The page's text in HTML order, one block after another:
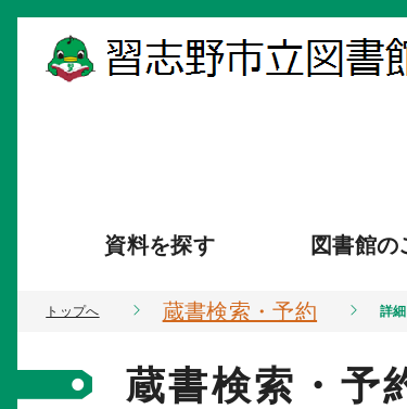
資料を探す 図書館の
トップへ 蔵書検索・予約 詳
蔵書検索・予